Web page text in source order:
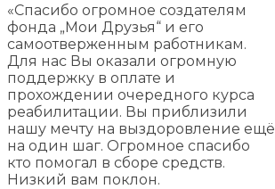
«Спасибо огромное создателям
фонда „Мои Друзья“ и его
самоотверженным работникам.
Для нас Вы оказали огромную
поддержку в оплате и
прохождении очередного курса
реабилитации. Вы приблизили
нашу мечту на выздоровление ещё
на один шаг. Огромное спасибо
кто помогал в сборе средств.
Низкий вам поклон.